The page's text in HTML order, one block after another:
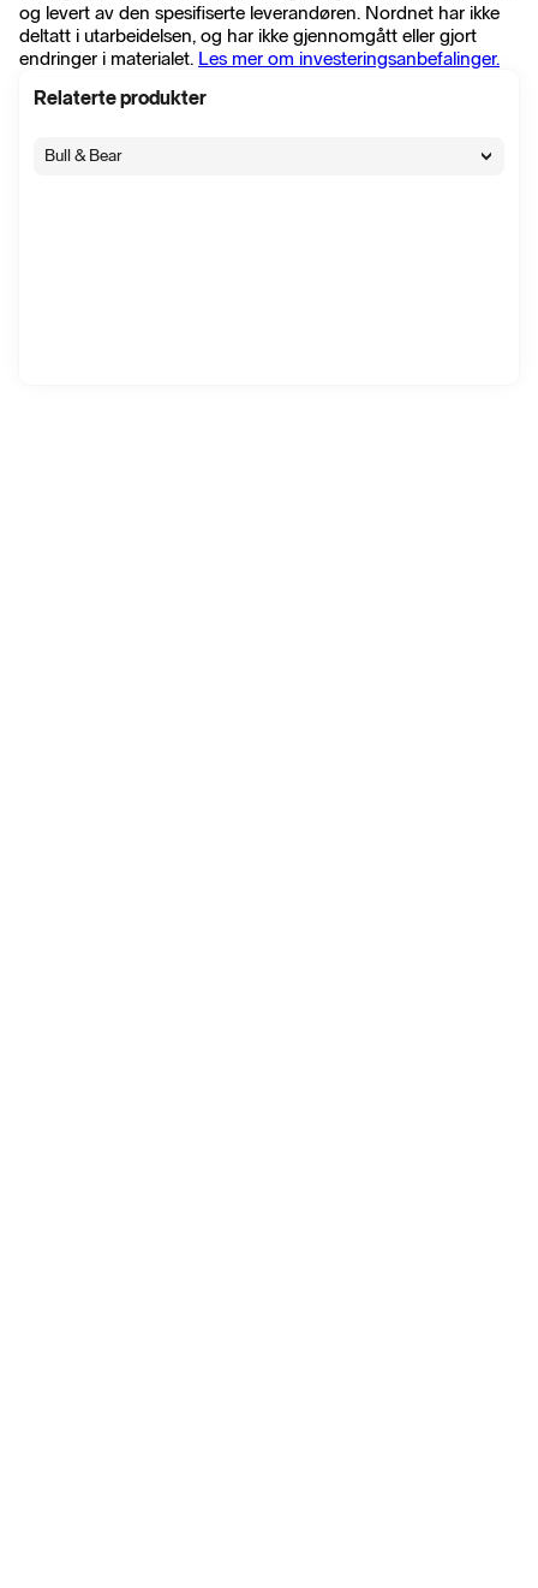
og levert av den spesifiserte leverandøren. Nordnet har ikke
deltatt i utarbeidelsen, og har ikke gjennomgått eller gjort
endringer i materialet. Les mer om investeringsanbefalinger.
Relaterte produkter
Bull & Bear